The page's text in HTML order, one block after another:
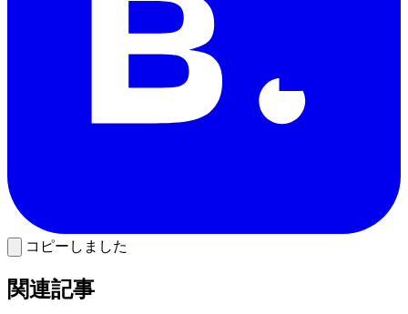
コピーしました
関連記事